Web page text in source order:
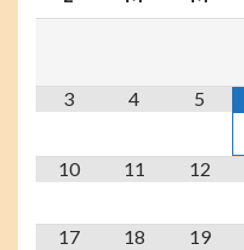
3 4 5
10 11 12
17 18 19